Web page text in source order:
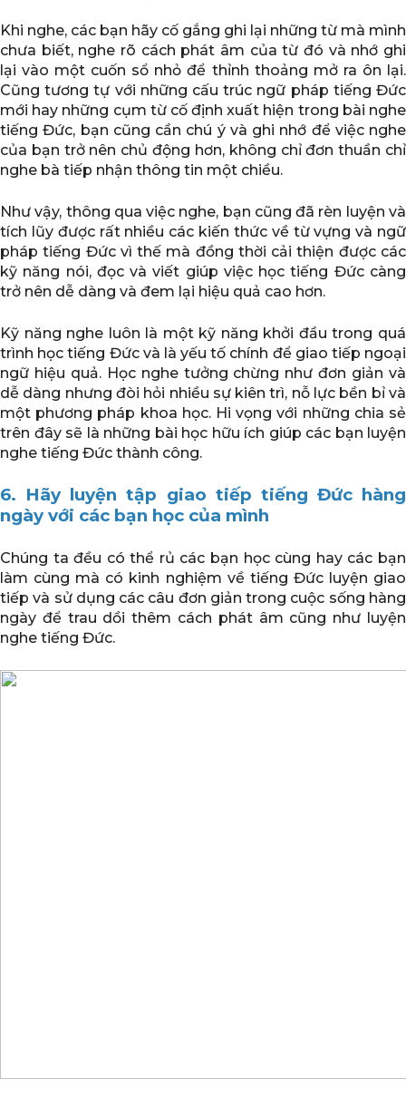
Khi nghe, các bạn hãy cố gắng ghi lại những từ mà mình
chưa biết, nghe rõ cách phát âm của từ đó và nhớ ghi
lại vào một cuốn sổ nhỏ để thỉnh thoảng mở ra ôn lại.
Cũng tương tự với những cấu trúc ngữ pháp tiếng Đức
mới hay những cụm từ cố định xuất hiện trong bài nghe
tiếng Đức, bạn cũng cần chú ý và ghi nhớ để việc nghe
của bạn trở nên chủ động hơn, không chỉ đơn thuần chỉ
nghe bà tiếp nhận thông tin một chiều.
Như vậy, thông qua việc nghe, bạn cũng đã rèn luyện và
tích lũy được rất nhiều các kiến thức về từ vựng và ngữ
pháp tiếng Đức vì thế mà đồng thời cải thiện được các
kỹ năng nói, đọc và viết giúp việc học tiếng Đức càng
trở nên dễ dàng và đem lại hiệu quả cao hơn.
Kỹ năng nghe luôn là một kỹ năng khởi đầu trong quá
trình học tiếng Đức và là yếu tố chính để giao tiếp ngoại
ngữ hiệu quả. Học nghe tưởng chừng như đơn giản và
dễ dàng nhưng đòi hỏi nhiều sự kiên trì, nỗ lực bền bỉ và
một phương pháp khoa học. Hi vọng với những chia sẻ
trên đây sẽ là những bài học hữu ích giúp các bạn luyện
nghe tiếng Đức thành công.
6. Hãy luyện tập giao tiếp tiếng Đức hàng
ngày với các bạn học của mình
Chúng ta đều có thể rủ các bạn học cùng hay các bạn
làm cùng mà có kinh nghiệm về tiếng Đức luyện giao
tiếp và sử dụng các câu đơn giản trong cuộc sống hàng
ngày để trau dồi thêm cách phát âm cũng như luyện
nghe tiếng Đức.